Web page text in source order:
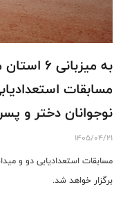
به
مسابقات
نوجوانان دختر و
1405/04/21
مسابقات استعدادیابی دو و
برگزار خواهد شد.